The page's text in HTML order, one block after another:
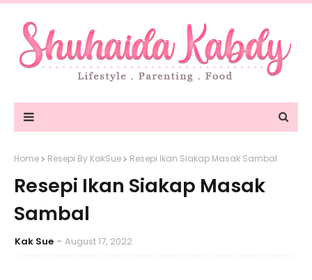
Home Resepi By KakSue Resepi Ikan Siakap Masak Sambal
Resepi Ikan Siakap Masak
Sambal
Kak Sue August 17, 2022